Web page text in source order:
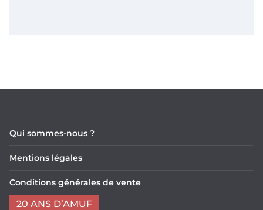
Qui sommes-nous ?
Mentions légales
Conditions générales de vente
20 ANS D’AMUF